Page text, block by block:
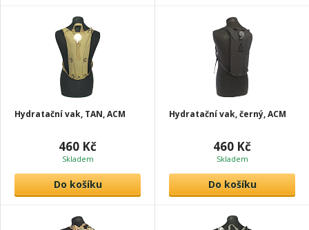
Hydratační vak, TAN, ACM
460 Kč
Skladem
Do košíku
Hydratační vak, černý, ACM
460 Kč
Skladem
Do košíku